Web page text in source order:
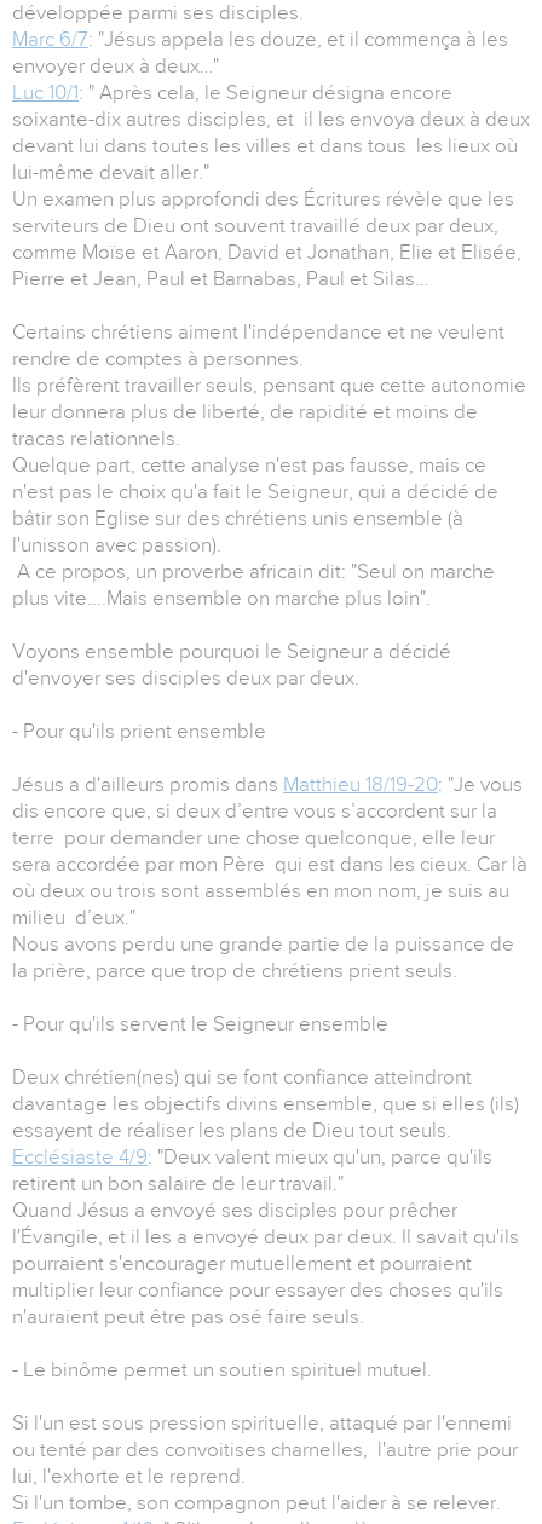
développée parmi ses disciples.
Marc 6/7: "Jésus appela les douze, et il commença à les
envoyer deux à deux…"
Luc 10/1: " Après cela, le Seigneur désigna encore
soixante-dix autres disciples, et il les envoya deux à deux
devant lui dans toutes les villes et dans tous les lieux où
lui-même devait aller."
Un examen plus approfondi des Écritures révèle que les
serviteurs de Dieu ont souvent travaillé deux par deux,
comme Moïse et Aaron, David et Jonathan, Elie et Elisée,
Pierre et Jean, Paul et Barnabas, Paul et Silas…
Certains chrétiens aiment l'indépendance et ne veulent
rendre de comptes à personnes.
Ils préfèrent travailler seuls, pensant que cette autonomie
leur donnera plus de liberté, de rapidité et moins de
tracas relationnels.
Quelque part, cette analyse n'est pas fausse, mais ce
n'est pas le choix qu'a fait le Seigneur, qui a décidé de
bâtir son Eglise sur des chrétiens unis ensemble (à
l'unisson avec passion).
A ce propos, un proverbe africain dit: "Seul on marche
plus vite....Mais ensemble on marche plus loin".
Voyons ensemble pourquoi le Seigneur a décidé
d'envoyer ses disciples deux par deux.
- Pour qu'ils prient ensemble
Jésus a d'ailleurs promis dans Matthieu 18/19-20: "Je vous
dis encore que, si deux d’entre vous s’accordent sur la
terre pour demander une chose quelconque, elle leur
sera accordée par mon Père qui est dans les cieux. Car là
où deux ou trois sont assemblés en mon nom, je suis au
milieu d’eux."
Nous avons perdu une grande partie de la puissance de
la prière, parce que trop de chrétiens prient seuls.
- Pour qu'ils servent le Seigneur ensemble
Deux chrétien(nes) qui se font confiance atteindront
davantage les objectifs divins ensemble, que si elles (ils)
essayent de réaliser les plans de Dieu tout seuls.
Ecclésiaste 4/9: "Deux valent mieux qu'un, parce qu'ils
retirent un bon salaire de leur travail."
Quand Jésus a envoyé ses disciples pour prêcher
l'Évangile, et il les a envoyé deux par deux. Il savait qu'ils
pourraient s'encourager mutuellement et pourraient
multiplier leur confiance pour essayer des choses qu'ils
n'auraient peut être pas osé faire seuls.
- Le binôme permet un soutien spirituel mutuel.
Si l'un est sous pression spirituelle, attaqué par l'ennemi
ou tenté par des convoitises charnelles, l'autre prie pour
lui, l'exhorte et le reprend.
Si l'un tombe, son compagnon peut l'aider à se relever.